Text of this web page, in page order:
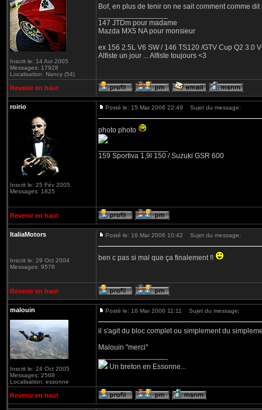
Inscrit le: 14 Avr 2005
Messages: 17928
Localisation: Nancy (54)
Bof, en plus de tenir on ne sait comment comme
147 JTDm pour madame
Mazda MX5 NA pour monsieur
ex 156 2.5L V6 SW / 146 TS120 /GTV Cup Q2 3.0
Alfiste un jour ... Alfiste toujours <3
Revenir en haut
roirio
Inscrit le: 25 Fév 2005
Messages: 1825
Posté le: 15 Mar 2006 22:49 Sujet du message:
photo photo
159 Sportiva 1,9l 150 / Suzuki GSR 600
Revenir en haut
ItaliaMotors
Inscrit le: 29 Oct 2004
Messages: 9578
Posté le: 16 Mar 2006 10:42 Sujet du message:
ben c pas si mal que ça finalement !!
Revenir en haut
malouin
Inscrit le: 24 Oct 2005
Messages: 2568
Localisation: essonne
Posté le: 16 Mar 2006 11:11 Sujet du message:
il s'agit du bloc complet ou simplement du
Malouin "merci"
Un breton en Essonne...
Revenir en haut